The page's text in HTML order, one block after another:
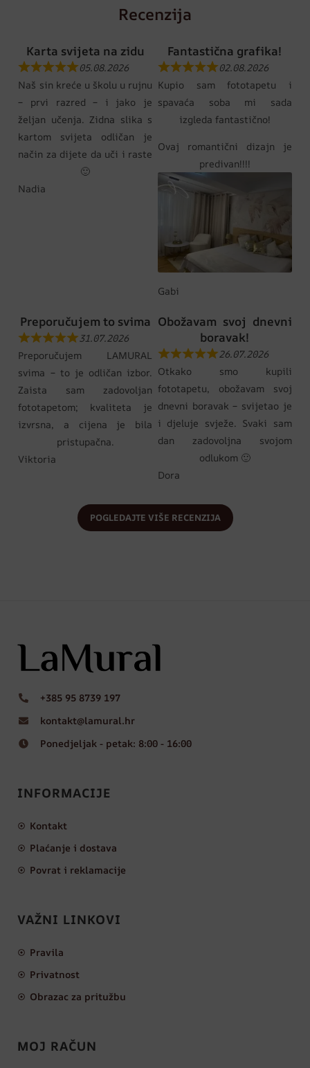
Recenzija
Karta svijeta na zidu
05.08.2026
Naš sin kreće u školu u rujnu
– prvi razred – i jako je
željan učenja. Zidna slika s
kartom svijeta odličan je
način za dijete da uči i raste
🙂
Nadia
Fantastična grafika!
02.08.2026
Kupio sam fototapetu i
spavaća soba mi sada
izgleda fantastično!
Ovaj romantični dizajn je
predivan!!!!
Gabi
Preporučujem to svima
31.07.2026
Preporučujem LAMURAL
svima – to je odličan izbor.
Zaista sam zadovoljan
fototapetom; kvaliteta je
izvrsna, a cijena je bila
pristupačna.
Viktoria
Obožavam svoj dnevni
boravak!
26.07.2026
Otkako smo kupili
fototapetu, obožavam svoj
dnevni boravak – svijetao je
i djeluje svježe. Svaki sam
dan zadovoljna svojom
odlukom 🙂
Dora
POGLEDAJTE VIŠE RECENZIJA
+385 95 8739 197
kontakt@lamural.hr
Ponedjeljak - petak: 8:00 - 16:00
INFORMACIJE
Kontakt
Plaćanje i dostava
Povrat i reklamacije
VAŽNI LINKOVI
Pravila
Privatnost
Obrazac za pritužbu
MOJ RAČUN